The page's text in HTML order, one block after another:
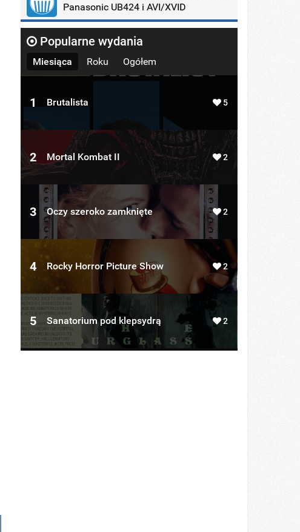
Panasonic UB424 i AVI/XVID
Popularne wydania
Miesiąca Roku Ogółem
1 Brutalista 5
2 Mortal Kombat II 2
3 Oczy szeroko zamknięte 2
4 Rocky Horror Picture Show 2
5 Sanatorium pod klepsydrą 2